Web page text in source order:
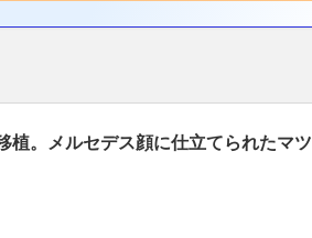
植。メルセデス顔に仕立てられたマツ